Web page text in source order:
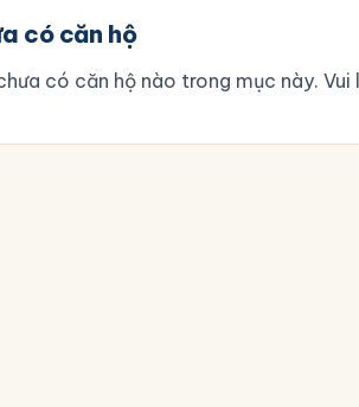
có căn hộ
có căn hộ nào trong mục này. Vui